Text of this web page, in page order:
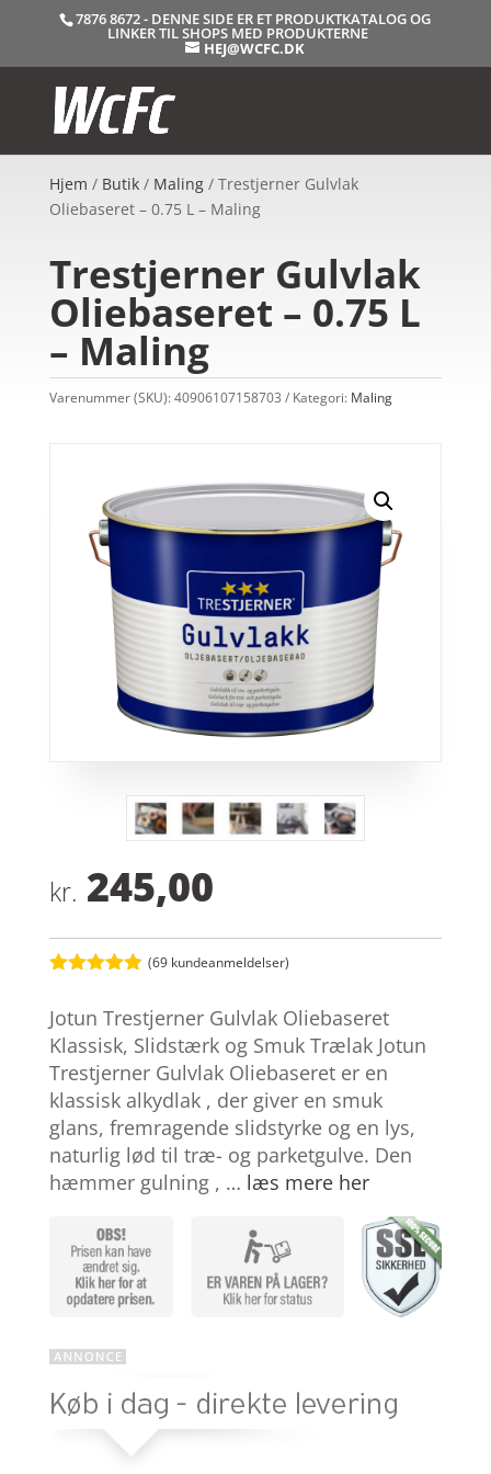
7876 8672 - DENNE SIDE ER ET PRODUKTKATALOG OG
LINKER TIL SHOPS MED PRODUKTERNE
HEJ@WCFC.DK
Hjem / Butik/ Maling/ Trestjerner Gulvlak
Oliebaseret – 0.75 L – Maling
Trestjerner Gulvlak
Oliebaseret – 0.75 L
– Maling
Varenummer (SKU):40906107158703 Kategori: Maling
kr. 245,00
ud af 5
baseret på
kundebedøm
melser
(69 kundeanmeldelser)
Jotun Trestjerner Gulvlak Oliebaseret
Klassisk, Slidstærk og Smuk Trælak Jotun
Trestjerner Gulvlak Oliebaseret er en
klassisk alkydlak , der giver en smuk
glans, fremragende slidstyrke og en lys,
naturlig lød til træ- og parketgulve. Den
hæmmer gulning , … læs mere her